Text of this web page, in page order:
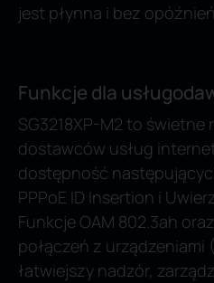
jest płynna i bez opóźnień.
Funkcje dla
SG3218XP-M2 to świetne
dostawców usług
dostępność
PPPoE ID Insertion i
Funkcje OAM 802.3ah
połączeń z urządzeniami
łatwiejszy nadzór,